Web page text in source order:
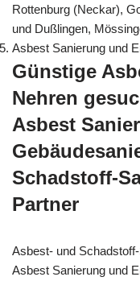
Rottenburg (Neckar),
und Dußlingen,
Asbest Sanierung und
Günstige
Nehren
Asbest
Schadstoff-
Partner
Asbest- und
Asbest Sanierung und